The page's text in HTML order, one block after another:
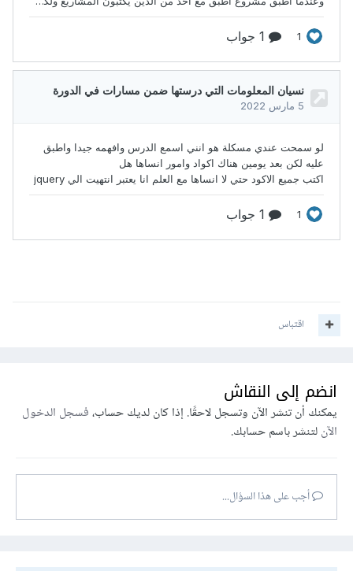
اقتباس
انضم إلى النقاش
يمكنك أن تنشر الآن وتسجل لاحقًا. إذا كان لديك حساب،فسجل الدخول
الآنلتنشر باسم حسابك.
أجب على هذا السؤال...